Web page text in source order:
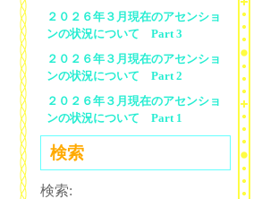
２０２６年３月現在のアセンショ
ンの状況について Part 3
２０２６年３月現在のアセンショ
ンの状況について Part 2
２０２６年３月現在のアセンショ
ンの状況について Part 1
検索
検索: